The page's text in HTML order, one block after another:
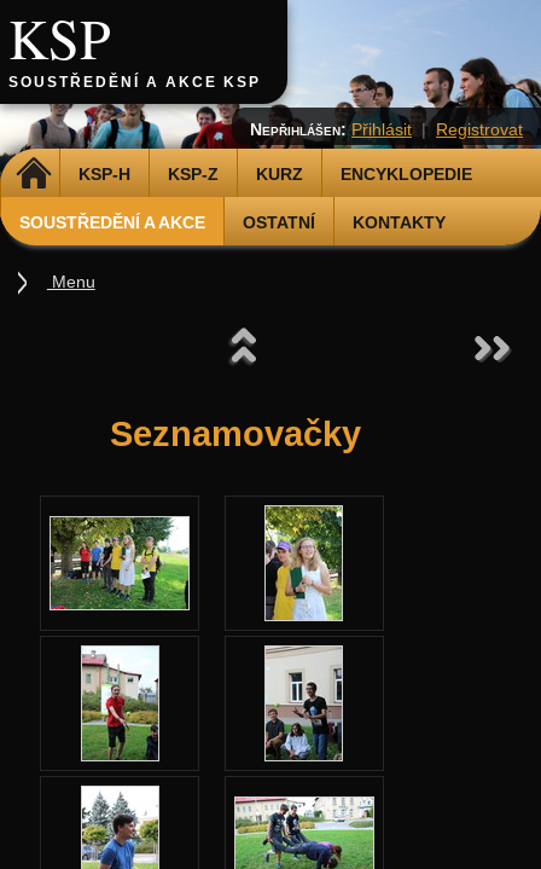
KSP
SOUSTŘEDĚNÍ A AKCE KSP
DOMŮ KSP-H KSP-Z KURZ ENCYKLOPEDIE
SOUSTŘEDĚNÍ A AKCE OSTATNÍ KONTAKTY
Nepřihlášen: Přihlásit | Registrovat
Seznamovačky
Menu
Podzimní 2025
Podzimní 2024
Jarní 2024
Podzimní 2023
Jarní 2023
Podzimní 2022
Jarní 2022
Podzimní 2021
Úvod
Adresář